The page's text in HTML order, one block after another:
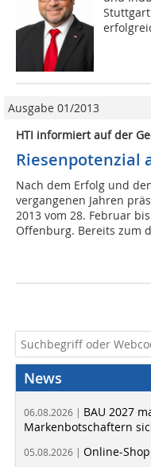
Ausgabe 01/2013
HTI informiert auf der
Riesenpotenzial
Nach dem Erfolg und
vergangenen Jahren
2013 vom 28. Februar
Offenburg. Bereits zum
News
06.08.2026 | BAU 2027
Markenbotschaftern
05.08.2026 | Online-